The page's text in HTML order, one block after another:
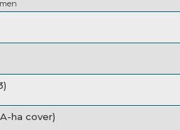
ha cover)